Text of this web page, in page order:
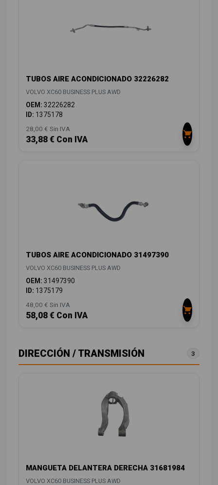
TUBOS AIRE ACONDICIONADO 32226282
VOLVO XC60 BUSINESS PLUS AWD
OEM: 32226282
ID: 1375178
28,00 € Sin IVA
33,88 € Con IVA
TUBOS AIRE ACONDICIONADO 31497390
VOLVO XC60 BUSINESS PLUS AWD
OEM: 31497390
ID: 1375179
48,00 € Sin IVA
58,08 € Con IVA
DIRECCIÓN / TRANSMISIÓN 3
MANGUETA DELANTERA DERECHA 31681984
VOLVO XC60 BUSINESS PLUS AWD